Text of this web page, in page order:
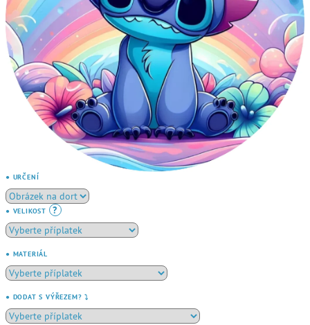
● URČENÍ
● VELIKOST ?
● MATERIÁL
● DODAT S VÝŘEZEM? ⤵️